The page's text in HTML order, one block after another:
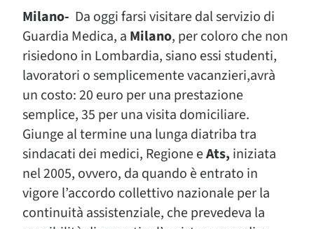
Milano- Da oggi farsi visitare dal servizio di
Guardia Medica, a Milano, per coloro che non
risiedono in Lombardia, siano essi studenti,
lavoratori o semplicemente vacanzieri,avrà
un costo: 20 euro per una prestazione
semplice, 35 per una visita domiciliare.
Giunge al termine una lunga diatriba tra
sindacati dei medici, Regione eAts, iniziata
nel 2005, ovvero, da quando è entrato in
vigore l’accordo collettivo nazionale per la
continuità assistenziale, che prevedeva la